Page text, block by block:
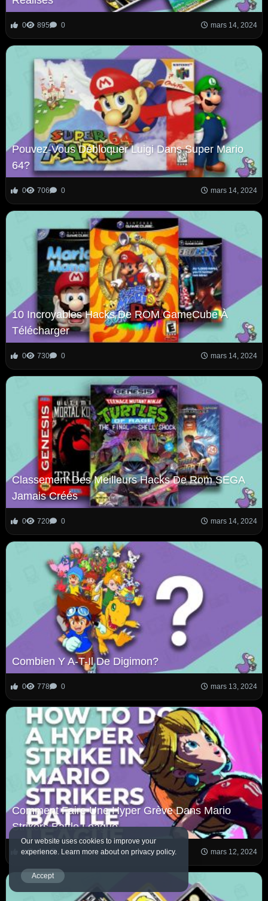
0 895 0 mars 14, 2024
Pouvez-Vous Débloquer Luigi Dans Super Mario
64?
0 706 0 mars 14, 2024
10 Incroyables Hacks De ROM GameCube À
Télécharger
0 730 0 mars 14, 2024
Classement Des Meilleurs Hacks De Rom SEGA
Jamais Créés
0 720 0 mars 14, 2024
Combien Y A-T-Il De Digimon?
0 778 0 mars 13, 2024
Comment Faire Une Hyper Grève Dans Mario
Strikers Battle League
0 689 0 mars 12, 2024
Our website uses cookies to improve your
experience. Learn more about on privacy policy.
Accept